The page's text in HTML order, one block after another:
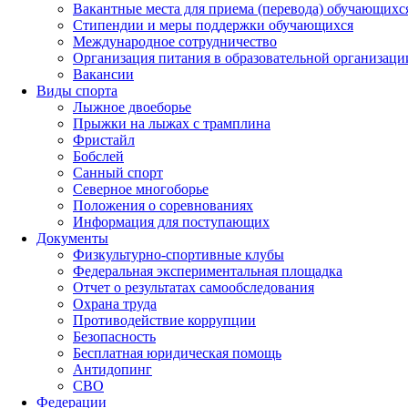
Вакантные места для приема (перевода)
Стипендии и меры поддержки обучающихся
Международное сотрудничество
Организация питания в образовательной
Вакансии
Виды спорта
Лыжное двоеборье
Прыжки на лыжах с трамплина
Фристайл
Бобслей
Санный спорт
Северное многоборье
Положения о соревнованиях
Информация для поступающих
Документы
Физкультурно-спортивные клубы
Федеральная экспериментальная площадка
Отчет о результатах самообследования
Охрана труда
Противодействие коррупции
Безопасность
Бесплатная юридическая помощь
Антидопинг
СВО
Федерации